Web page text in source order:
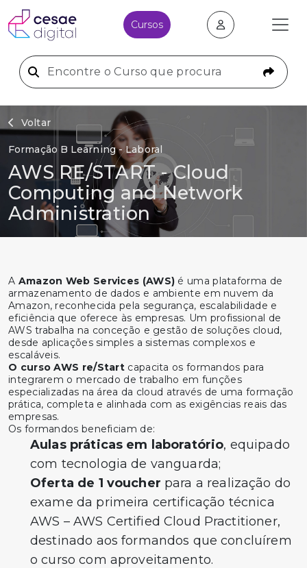
Cursos
Voltar
Formação B Learning - Laboral
AWS RE/START - Cloud
Computing and Network
Administration
A Amazon Web Services (AWS) é uma plataforma de
armazenamento de dados e ambiente em nuvem da
Amazon, reconhecida pela segurança, escalabilidade e
eficiência que oferece às empresas. Um profissional de
AWS trabalha na conceção e gestão de soluções cloud,
desde aplicações simples a sistemas complexos e
escaláveis.
O curso AWS re/Start capacita os formandos para
integrarem o mercado de trabalho em funções
especializadas na área da cloud através de uma formação
prática, completa e alinhada com as exigências reais das
empresas.
Os formandos beneficiam de:
Aulas práticas em laboratório, equipado
com tecnologia de vanguarda;
Oferta de 1 voucher para a realização do
exame da primeira certificação técnica
AWS – AWS Certified Cloud Practitioner,
destinado aos formandos que concluírem
o curso com aproveitamento.